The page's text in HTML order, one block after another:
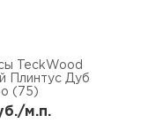
TeckWood
Плинтус Дуб
(75)
м.п.